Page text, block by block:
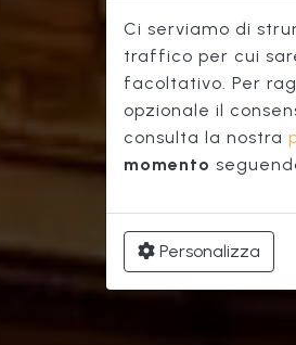
Ci serviamo di
traffico per cui
facoltativo. Per
opzionale il
consulta la nostra
momento
Personalizza